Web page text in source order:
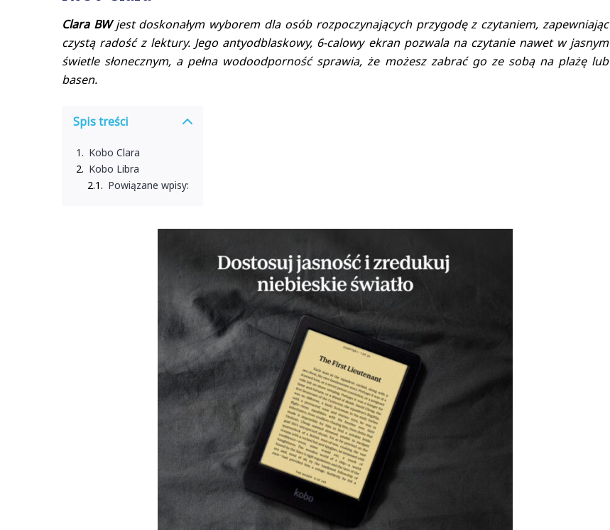
Clara BWjest doskonałym wyborem dla osób rozpoczynających przygodę z czytaniem, zapewniając
czystą radość z lektury. Jego antyodblaskowy, 6-calowy ekran pozwala na czytanie nawet w jasnym
świetle słonecznym, a pełna wodoodporność sprawia, że możesz zabrać go ze sobą na plażę lub
basen.
Spis treści
Kobo Clara
Kobo Libra
Powiązane wpisy: